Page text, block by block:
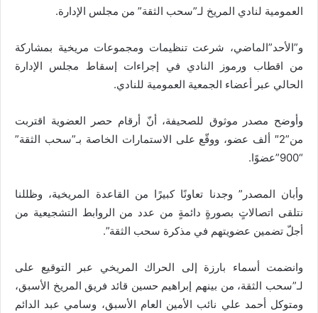
العمومية لنادي المريخ لـ”سحب الثقة” من مجلس الإدارة.
و”الأحد”الماضي، شرعت تنظيمات ومجموعات مريخية بمشاركة
من اقطاب ورموز النادي في إجراءات إسقاط مجلس الإدارة
الحالي عبر أعضاء الجمعية العمومية للنادي.
وأوضح مصدر موثوق للصحيفة، أنّ أرقام حصر العضوية اقتربت
من”2″ ألف عضو، ووقّع على الاستمارات الخاصة بـ”سحب الثقة”
“900”عضوًا.
وأبان المصدر” وجدنا تعاونًا كبيرًا من القاعدة المريخية، وظللنا
نتلقى اتصالاتٍ بصورةٍ دائمةٍ من عدد من الروابط التشجيعية من
أجلّ تضمين عضويتهم في مذكرة سحب الثقة”.
وانضمت أسماء بارزة إلى الحراك المريخي عبر التوقيع على
لـ”سحب الثقة، من بينهم إبراهيم حسين قائد فريق المريخ الأسبق،
ومتوكل أحمد علي نائب الأمين العام الأسبق، وسامي عبد الدائم